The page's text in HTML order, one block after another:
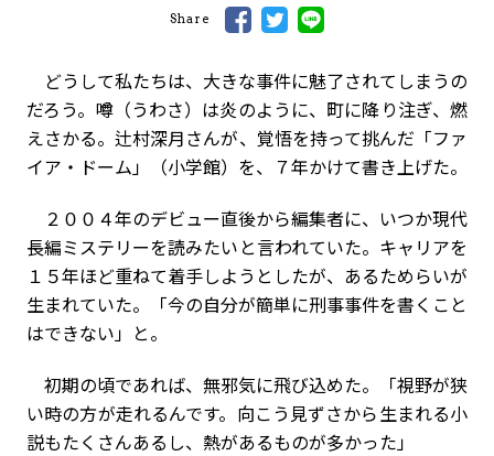
Share
どうして私たちは、大きな事件に魅了されてしまうの
だろう。噂（うわさ）は炎のように、町に降り注ぎ、燃
えさかる。辻村深月さんが、覚悟を持って挑んだ「ファ
イア・ドーム」（小学館）を、７年かけて書き上げた。
２００４年のデビュー直後から編集者に、いつか現代
長編ミステリーを読みたいと言われていた。キャリアを
１５年ほど重ねて着手しようとしたが、あるためらいが
生まれていた。「今の自分が簡単に刑事事件を書くこと
はできない」と。
初期の頃であれば、無邪気に飛び込めた。「視野が狭
い時の方が走れるんです。向こう見ずさから生まれる小
説もたくさんあるし、熱があるものが多かった」